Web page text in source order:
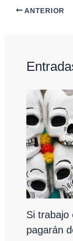
ANTERIOR
Si trabajo
pagarán